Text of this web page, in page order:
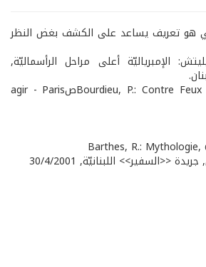
هو تعريف يساعد على الكشف بغض النظر
الإمبرياليّة أعلى مراحل الرأسماليّة,
Bourdieu, P.: Contre Feux - 2, d. Raisons dصagir - Paris
اللبنانيّة, 30/4/2001